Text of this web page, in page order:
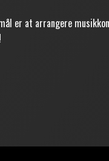
er at arrangere
!